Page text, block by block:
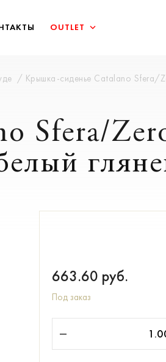
OUTLET
Крышка-сиденье Catalano
Sfera/
663.60 руб.
Под заказ